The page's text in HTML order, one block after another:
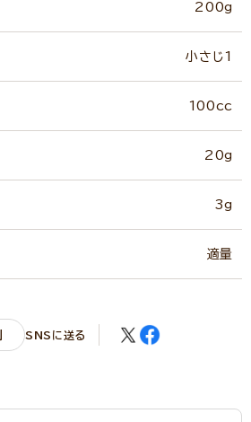
200g
小さじ1
100cc
20g
3g
適量
SNSに送る